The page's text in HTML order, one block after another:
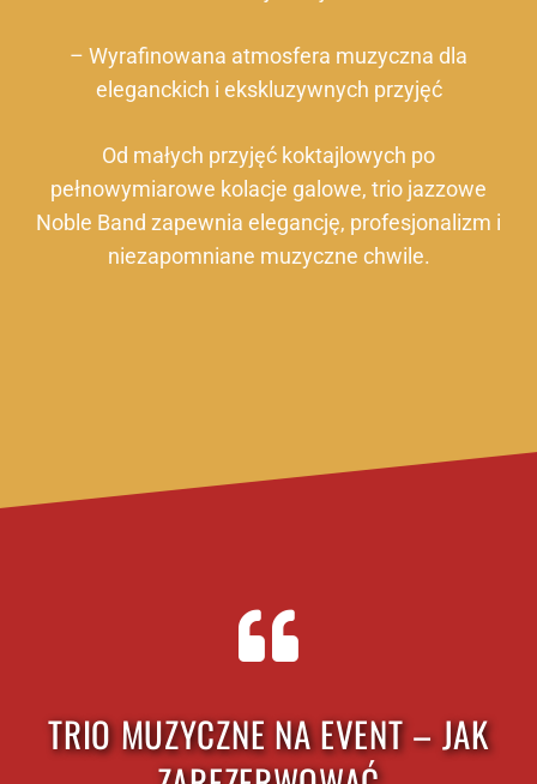
– Wyrafinowana atmosfera muzyczna dla
eleganckich i ekskluzywnych przyjęć
Od małych przyjęć koktajlowych po
pełnowymiarowe kolacje galowe, trio jazzowe
Noble Band zapewnia elegancję, profesjonalizm i
niezapomniane muzyczne chwile.
TRIO MUZYCZNE NA EVENT – JAK